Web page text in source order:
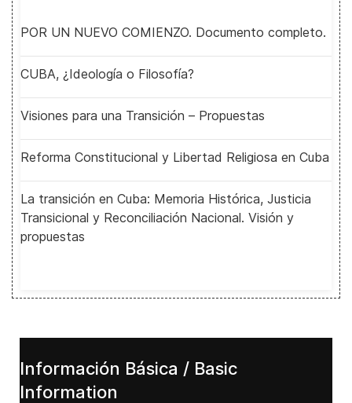
POR UN NUEVO COMIENZO. Documento completo.
CUBA, ¿Ideología o Filosofía?
Visiones para una Transición – Propuestas
Reforma Constitucional y Libertad Religiosa en Cuba
La transición en Cuba: Memoria Histórica, Justicia
Transicional y Reconciliación Nacional. Visión y
propuestas
Información Básica / Basic
Information